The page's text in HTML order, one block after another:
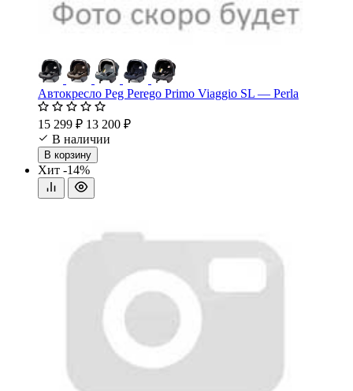
Автокресло Peg Perego Primo Viaggio SL — Perla
15 299 ₽ 13 200 ₽
В наличии
В корзину
Хит -14%